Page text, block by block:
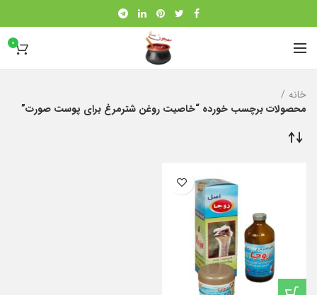
0
خانه
محصولات برچسب خورده “خاصیت روغن شترمرغ برای پوست صورت”